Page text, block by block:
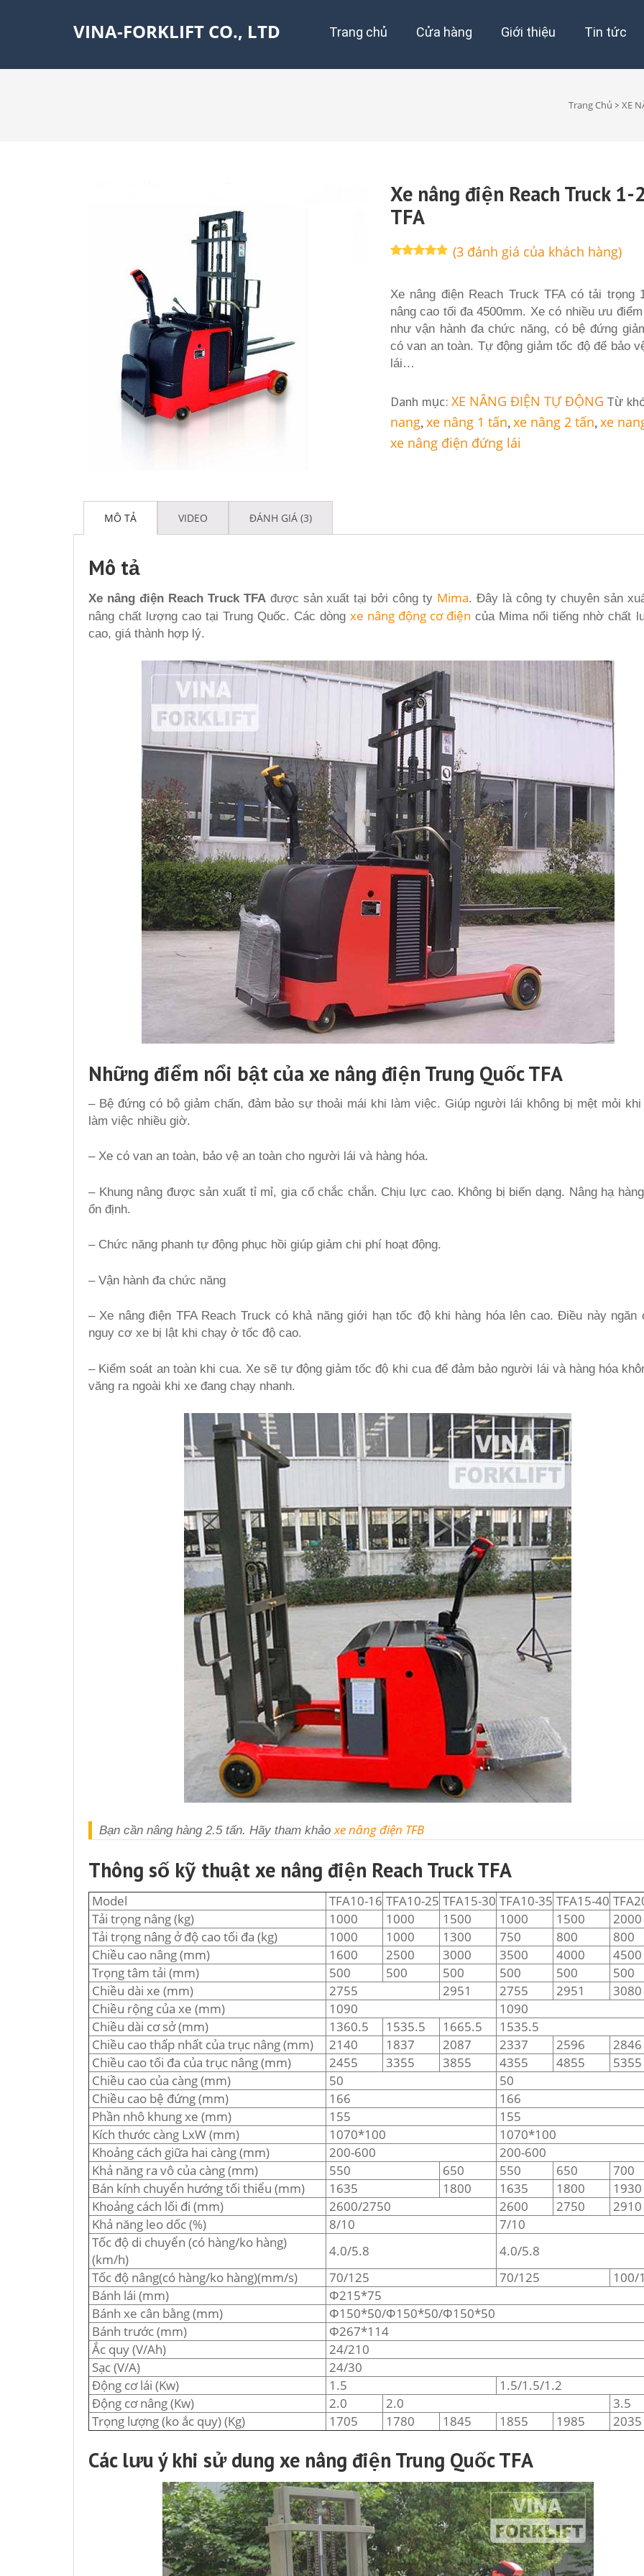
VINA-FORKLIFT CO., LTD Trang chủ Cửa hàng Giới thiệu Tin tức
Trang Chủ > XE
Xe nâng điện Reach Truck
TFA
đánh giá
(3 đánh giá của khách hàng)
Xe nâng điện Reach Truck TFA có tải trọng
nâng cao tối đa 4500mm. Xe có nhiều ưu
như vận hành đa chức năng, có bệ đứng
có van an toàn. Tự động giảm tốc độ để bảo
lái…
Danh mục: XE NÂNG ĐIỆN TỰ ĐỘNG Từ
nang,xe nâng 1 tấn,xe nâng 2 tấn,xe
xe nâng điện đứng lái
MÔ TẢ VIDEO ĐÁNH GIÁ (3)
Mô tả
Xe nâng điện Reach Truck TFAđược sản xuất tại bởi công ty Mima. Đây là công ty chuyên sản
nâng chất lượng cao tại Trung Quốc. Các dòngxe nâng động cơ điện của Mima nổi tiếng nhờ chất
cao, giá thành hợp lý.
Những điểm nổi bật của xe nâng điện Trung Quốc TFA
– Bệ đứng có bộ giảm chấn, đảm bảo sự thoải mái khi làm việc. Giúp người lái không bị mệt mỏi khi
làm việc nhiều giờ.
– Xe có van an toàn, bảo vệ an toàn cho người lái và hàng hóa.
– Khung nâng được sản xuất tỉ mỉ, gia cố chắc chắn. Chịu lực cao. Không bị biến dạng. Nâng hạ
ổn định.
– Chức năng phanh tự động phục hồi giúp giảm chi phí hoạt động.
– Vận hành đa chức năng
– Xe nâng điện TFA Reach Truck có khả năng giới hạn tốc độ khi hàng hóa lên cao. Điều này ngăn
nguy cơ xe bị lật khi chạy ở tốc độ cao.
– Kiểm soát an toàn khi cua. Xe sẽ tự động giảm tốc độ khi cua để đảm bảo người lái và hàng hóa
văng ra ngoài khi xe đang chạy nhanh.
Bạn cần nâng hàng 2.5 tấn. Hãy tham khảo xe nâng điện TFB
Thông số kỹ thuật xe nâng điện Reach Truck TFA
Model TFA10-16 TFA10-25 TFA15-30 TFA10-35 TFA15-40
Tải trọng nâng (kg)
1000 1000 1500 1000 1500
2000
Tải trọng nâng ở độ cao tối đa (kg)
1000 1000 1300 750 800
800
Chiều cao nâng (mm)
1600 2500 3000 3500 4000
4500
Trọng tâm tải (mm)
500 500 500 500 500
500
Chiều dài xe (mm)
2755 2951 2755 2951
3080
Chiều rộng của xe (mm)
1090
1090
Chiều dài cơ sở (mm)
1360.5 1535.5 1665.5
1535.5
Chiều cao thấp nhất của trục nâng (mm)
2140 1837 2087 2337 2596
2846
Chiều cao tối đa của trục nâng (mm)
2455 3355 3855 4355 4855
5355
Chiều cao của càng (mm)
50
50
Chiều cao bệ đứng (mm)
166
166
Phần nhô khung xe (mm)
155
155
Kích thước càng LxW (mm)
1070*100
1070*100
Khoảng cách giữa hai càng (mm)
200-600
200-600
Khả năng ra vô của càng (mm)
550 650 550 650
700
Bán kính chuyển hướng tối thiểu (mm)
1635 1800 1635 1800
1930
Khoảng cách lối đi (mm)
2600/2750 2600 2750
2910
Khả năng leo dốc (%)
8/10
7/10
Tốc độ di chuyển (có hàng/ko hàng)
(km/h)
4.0/5.8
4.0/5.8
Tốc độ nâng(có hàng/ko hàng)(mm/s)
70/125 70/125
100/
Bánh lái (mm)
Φ215*75
Bánh xe cân bằng (mm)
Φ150*50/Φ150*50/Φ150*50
Bánh trước (mm)
Φ267*114
Ắc quy (V/Ah)
24/210
Sạc (V/A)
24/30
Động cơ lái (Kw)
1.5
1.5/1.5/1.2
Động cơ nâng (Kw)
2.0 2.0
3.5
Trọng lượng (ko ắc quy) (Kg)
1705 1780 1845 1855 1985 2035
Các lưu ý khi sử dung xe nâng điện Trung Quốc TFA